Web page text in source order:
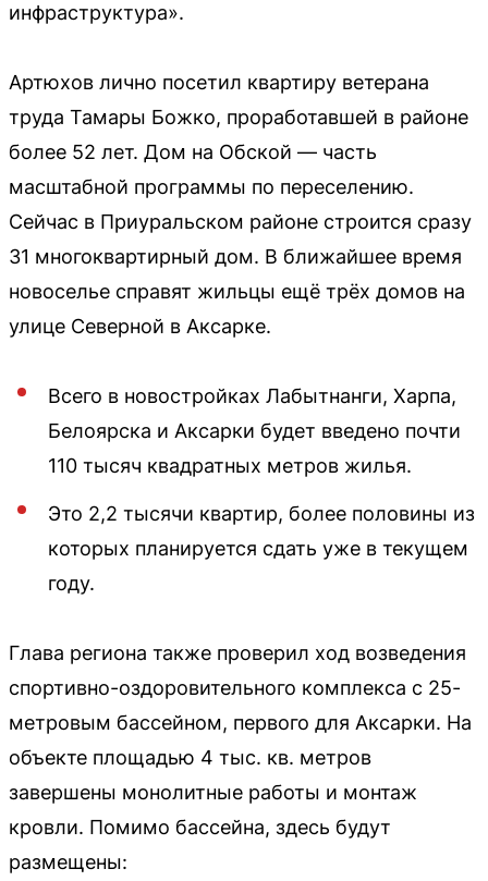
инфраструктура».
Артюхов лично посетил квартиру ветерана
труда Тамары Божко, проработавшей в районе
более 52 лет. Дом на Обской — часть
масштабной программы по переселению.
Сейчас в Приуральском районе строится сразу
31 многоквартирный дом. В ближайшее время
новоселье справят жильцы ещё трёх домов на
улице Северной в Аксарке.
Всего в новостройках Лабытнанги, Харпа,
Белоярска и Аксарки будет введено почти
110 тысяч квадратных метров жилья.
Это 2,2 тысячи квартир, более половины из
которых планируется сдать уже в текущем
году.
Глава региона также проверил ход возведения
спортивно-оздоровительного комплекса с 25-
метровым бассейном, первого для Аксарки. На
объекте площадью 4 тыс. кв. метров
завершены монолитные работы и монтаж
кровли. Помимо бассейна, здесь будут
размещены: